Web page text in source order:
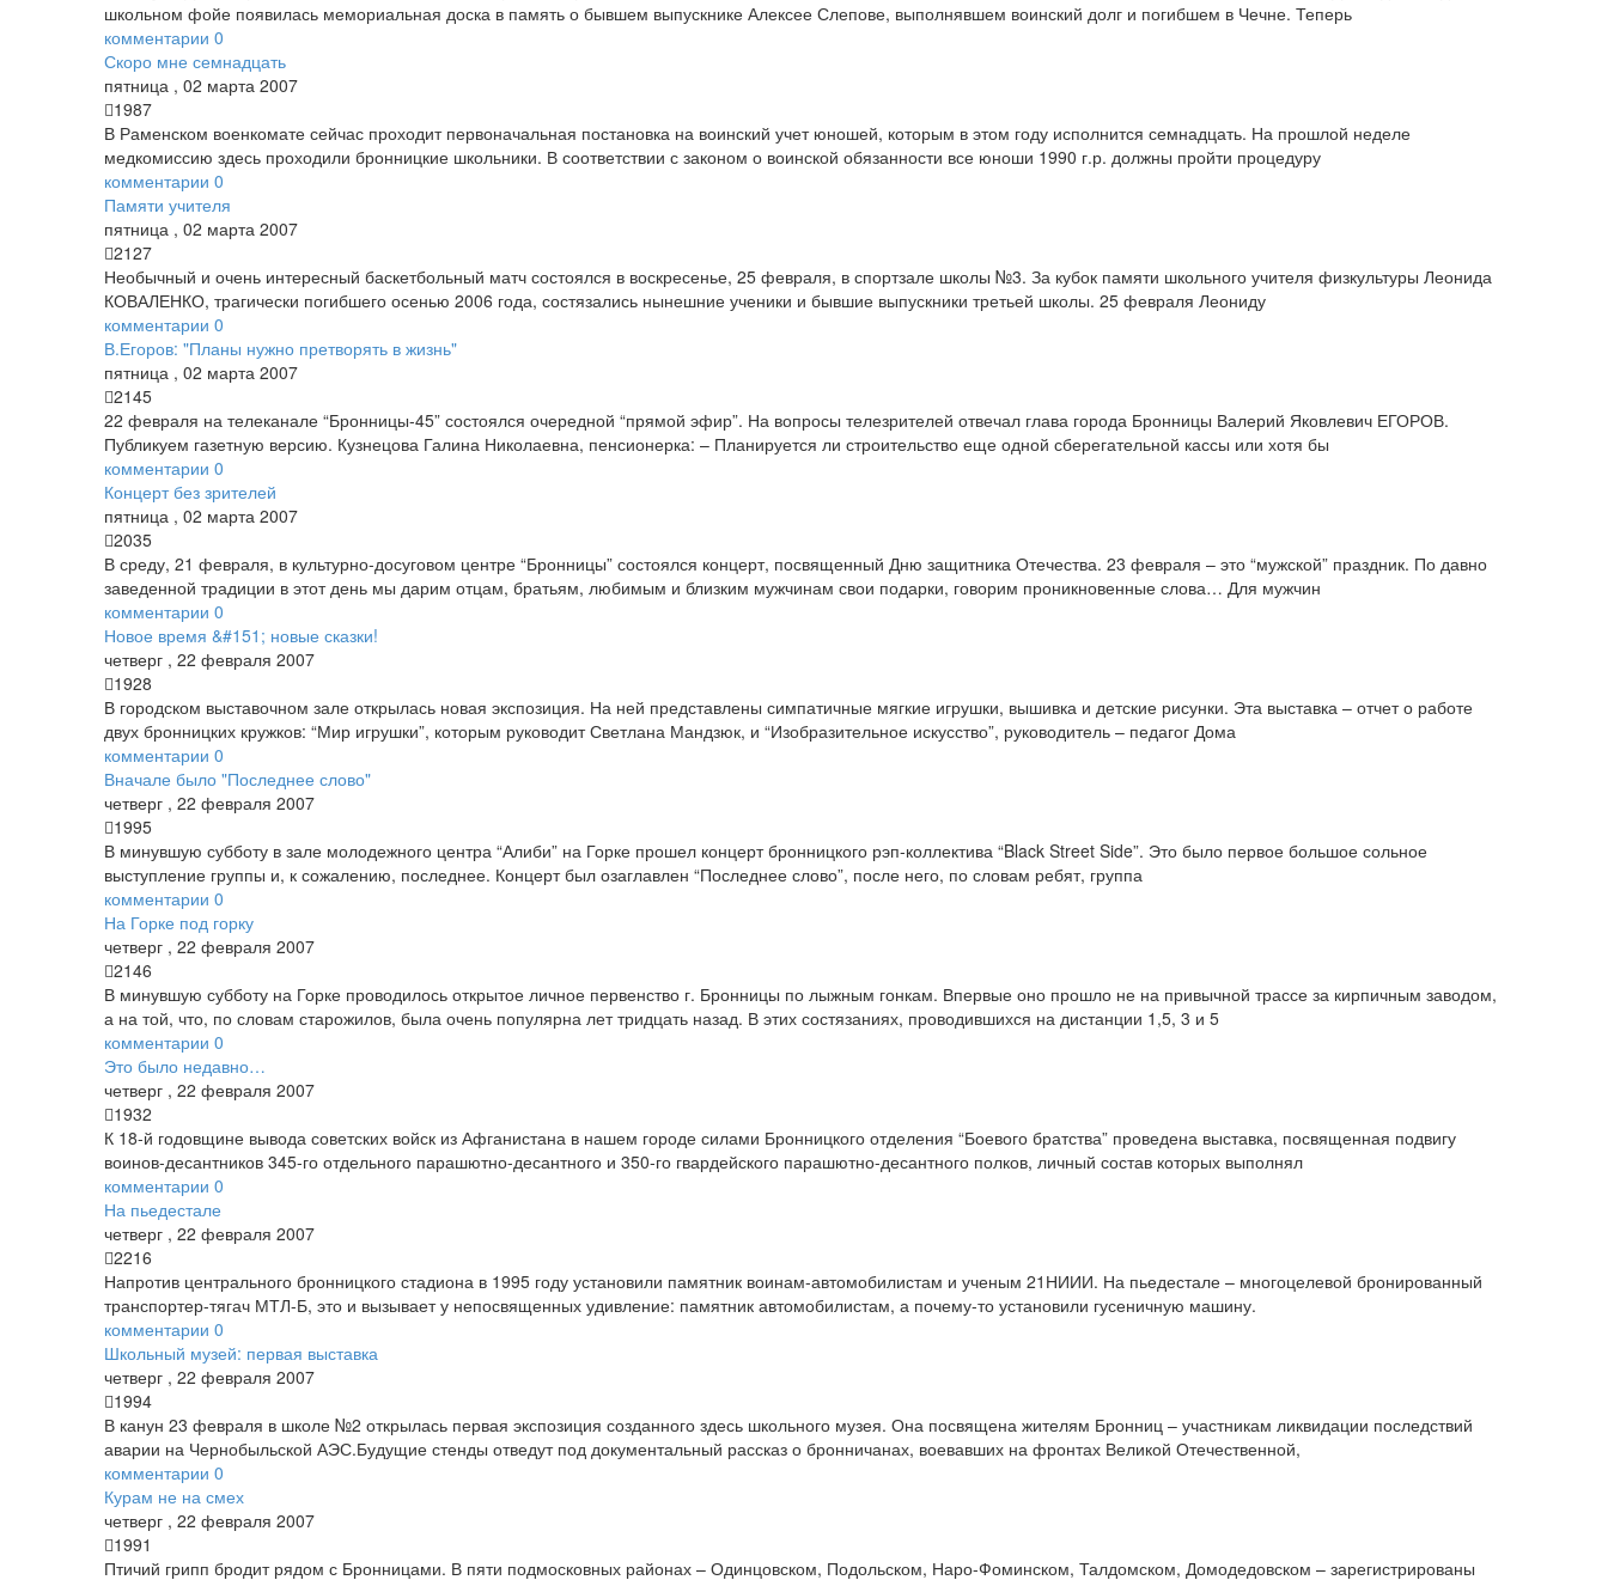
школьном фойе появилась мемориальная доска в память о бывшем выпускнике Алексее Слепове, выполнявшем воинский долг и погибшем в Чечне. Теперь
комментарии 0
Скоро мне семнадцать
пятница , 02 марта 2007
1987
В Раменском военкомате сейчас проходит первоначальная постановка на воинский учет юношей, которым в этом году исполнится семнадцать. На прошлой неделе
медкомиссию здесь проходили бронницкие школьники. В соответствии с законом о воинской обязанности все юноши 1990 г.р. должны пройти процедуру
комментарии 0
Памяти учителя
пятница , 02 марта 2007
2127
Необычный и очень интересный баскетбольный матч состоялся в воскресенье, 25 февраля, в спортзале школы №3. За кубок памяти школьного учителя физкультуры Леонида
КОВАЛЕНКО, трагически погибшего осенью 2006 года, состязались нынешние ученики и бывшие выпускники третьей школы. 25 февраля Леониду
комментарии 0
В.Егоров: "Планы нужно претворять в жизнь"
пятница , 02 марта 2007
2145
22 февраля на телеканале “Бронницы-45” состоялся очередной “прямой эфир”. На вопросы телезрителей отвечал глава города Бронницы Валерий Яковлевич ЕГОРОВ.
Публикуем газетную версию. Кузнецова Галина Николаевна, пенсионерка: – Планируется ли строительство еще одной сберегательной кассы или хотя бы
комментарии 0
Концерт без зрителей
пятница , 02 марта 2007
2035
В среду, 21 февраля, в культурно-досуговом центре “Бронницы” состоялся концерт, посвященный Дню защитника Отечества. 23 февраля – это “мужской” праздник. По давно
заведенной традиции в этот день мы дарим отцам, братьям, любимым и близким мужчинам свои подарки, говорим проникновенные слова… Для мужчин
комментарии 0
Новое время &#151; новые сказки!
четверг , 22 февраля 2007
1928
В городском выставочном зале открылась новая экспозиция. На ней представлены симпатичные мягкие игрушки, вышивка и детские рисунки. Эта выставка – отчет о работе
двух бронницких кружков: “Мир игрушки”, которым руководит Светлана Мандзюк, и “Изобразительное искусство”, руководитель – педагог Дома
комментарии 0
Вначале было "Последнее слово"
четверг , 22 февраля 2007
1995
В минувшую субботу в зале молодежного центра “Алиби” на Горке прошел концерт бронницкого рэп-коллектива “Black Street Side”. Это было первое большое сольное
выступление группы и, к сожалению, последнее. Концерт был озаглавлен “Последнее слово”, после него, по словам ребят, группа
комментарии 0
На Горке под горку
четверг , 22 февраля 2007
2146
В минувшую субботу на Горке проводилось открытое личное первенство г. Бронницы по лыжным гонкам. Впервые оно прошло не на привычной трассе за кирпичным заводом,
а на той, что, по словам старожилов, была очень популярна лет тридцать назад. В этих состязаниях, проводившихся на дистанции 1,5, 3 и 5
комментарии 0
Это было недавно…
четверг , 22 февраля 2007
1932
К 18-й годовщине вывода советских войск из Афганистана в нашем городе силами Бронницкого отделения “Боевого братства” проведена выставка, посвященная подвигу
воинов-десантников 345-го отдельного парашютно-десантного и 350-го гвардейского парашютно-десантного полков, личный состав которых выполнял
комментарии 0
На пьедестале
четверг , 22 февраля 2007
2216
Напротив центрального бронницкого стадиона в 1995 году установили памятник воинам-автомоби­листам и ученым 21НИИИ. На пьедестале – многоцелевой бронированный
транспортер-тягач МТЛ-Б, это и вызывает у непосвященных удивление: памятник автомобилистам, а почему-то установили гусеничную машину.
комментарии 0
Школьный музей: первая выставка
четверг , 22 февраля 2007
1994
В канун 23 февраля в школе №2 открылась первая экспозиция созданного здесь школьного музея. Она посвящена жителям Бронниц – участникам ликвидации последствий
аварии на Чернобыльской АЭС.Будущие стенды отведут под документальный рассказ о бронничанах, воевавших на фронтах Великой Отечественной,
комментарии 0
Курам не на смех
четверг , 22 февраля 2007
1991
Птичий грипп бродит рядом с Бронницами. В пяти подмосковных районах – Одинцовском, Подольском, Наро-Фоминском, Талдомском, Домодедовском – зарегистрированы